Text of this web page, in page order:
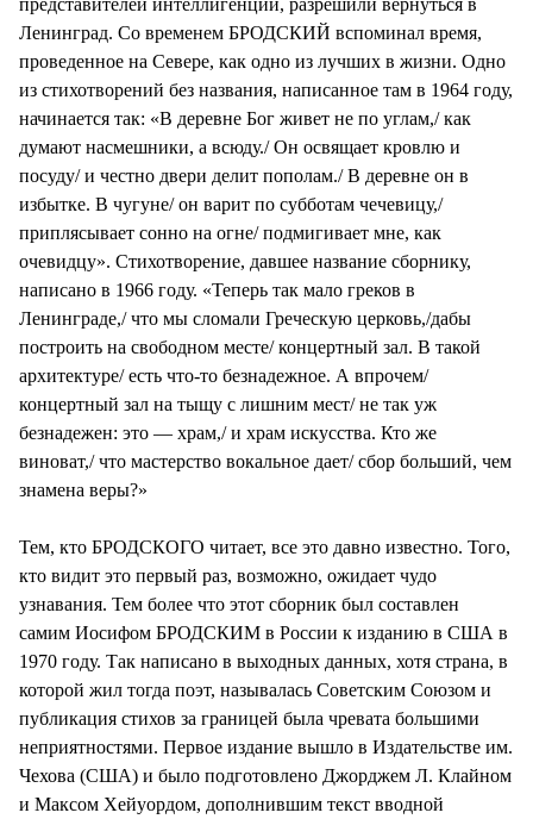
Ленинград. Со временем БРОДСКИЙ вспоминал время,
проведенное на Севере, как одно из лучших в жизни. Одно
из стихотворений без названия, написанное там в 1964 году,
начинается так: «В деревне Бог живет не по углам,/ как
думают насмешники, а всюду./ Он освящает кровлю и
посуду/ и честно двери делит пополам./ В деревне он в
избытке. В чугуне/ он варит по субботам чечевицу,/
приплясывает сонно на огне/ подмигивает мне, как
очевидцу». Стихотворение, давшее название сборнику,
написано в 1966 году. «Теперь так мало греков в
Ленинграде,/ что мы сломали Греческую церковь,/дабы
построить на свободном месте/ концертный зал. В такой
архитектуре/ есть что-то безнадежное. А впрочем/
концертный зал на тыщу с лишним мест/ не так уж
безнадежен: это — храм,/ и храм искусства. Кто же
виноват,/ что мастерство вокальное дает/ сбор больший, чем
знамена веры?»
Тем, кто БРОДСКОГО читает, все это давно известно. Того,
кто видит это первый раз, возможно, ожидает чудо
узнавания. Тем более что этот сборник был составлен
самим Иосифом БРОДСКИМ в России к изданию в США в
1970 году. Так написано в выходных данных, хотя страна, в
которой жил тогда поэт, называлась Советским Союзом и
публикация стихов за границей была чревата большими
неприятностями. Первое издание вышло в Издательстве им.
Чехова (США) и было подготовлено Джорджем Л. Клайном
и Максом Хейуордом, дополнившим текст вводной